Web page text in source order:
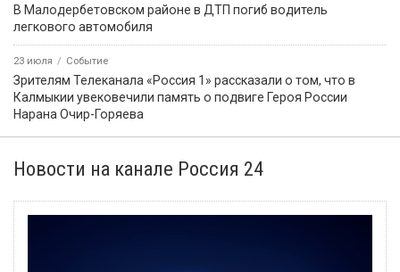
В Малодербетовском районе в ДТП погиб водитель
легкового автомобиля
23 июля Событие
Зрителям Телеканала «Россия 1» рассказали о том, что в
Калмыкии увековечили память о подвиге Героя России
Нарана Очир-Горяева
Новости на канале Россия 24